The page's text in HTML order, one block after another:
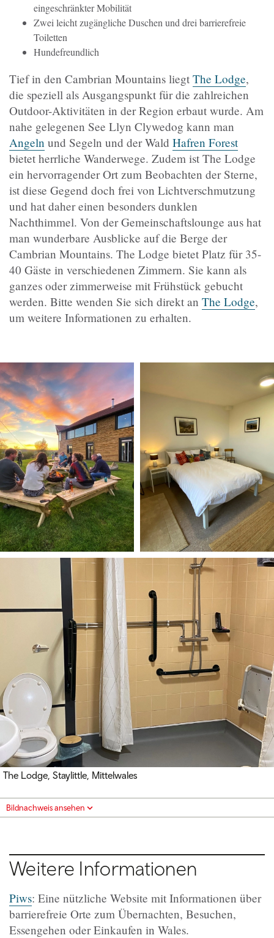
eingeschränkter Mobilität
Zwei leicht zugängliche Duschen und drei barrierefreie
Toiletten
Hundefreundlich
Tief in den Cambrian Mountains liegt The Lodge,
die speziell als Ausgangspunkt für die zahlreichen
Outdoor-Aktivitäten in der Region erbaut wurde. Am
nahe gelegenen See Llyn Clywedog kann man
Angeln und Segeln und der Wald Hafren Forest
bietet herrliche Wanderwege. Zudem ist The Lodge
ein hervorragender Ort zum Beobachten der Sterne,
ist diese Gegend doch frei von Lichtverschmutzung
und hat daher einen besonders dunklen
Nachthimmel. Von der Gemeinschaftslounge aus hat
man wunderbare Ausblicke auf die Berge der
Cambrian Mountains. The Lodge bietet Platz für 35-
40 Gäste in verschiedenen Zimmern. Sie kann als
ganzes oder zimmerweise mit Frühstück gebucht
werden. Bitte wenden Sie sich direkt an The Lodge,
um weitere Informationen zu erhalten.
The Lodge, Staylittle, Mittelwales
Bildnachweis ansehen
Weitere Informationen
Piws: Eine nützliche Website mit Informationen über
barrierefreie Orte zum Übernachten, Besuchen,
Essengehen oder Einkaufen in Wales.